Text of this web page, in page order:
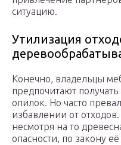
ситуацию.
Утилизация
Конечно, владельцы
предпочитают
опилок. Но часто
избавлении от
несмотря на то
опасности, по закону